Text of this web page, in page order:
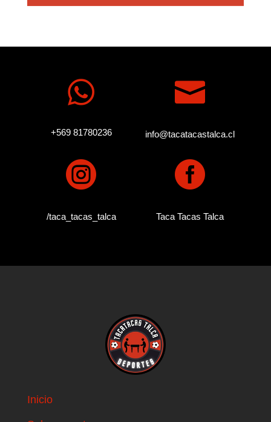

+569 81780236

info@tacatacastalca.cl

/taca_tacas_talca

Taca Tacas Talca
Inicio